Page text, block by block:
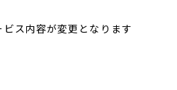
ス内容が変更となります